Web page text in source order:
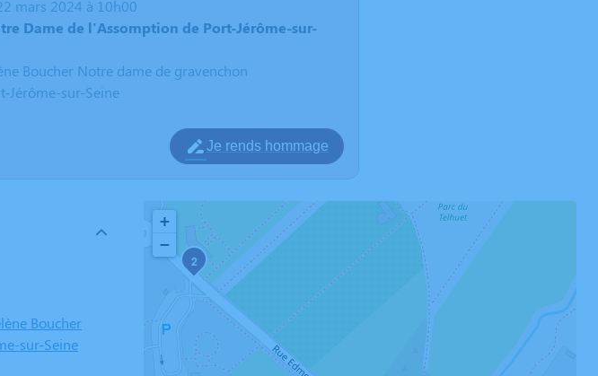
mars 2024 à 10h00
Dame de l'Assomption de Port-Jérôme-sur-
Boucher Notre dame de gravenchon
Jérôme-sur-Seine
Je rends hommage
Boucher
sur-Seine
2
+
−